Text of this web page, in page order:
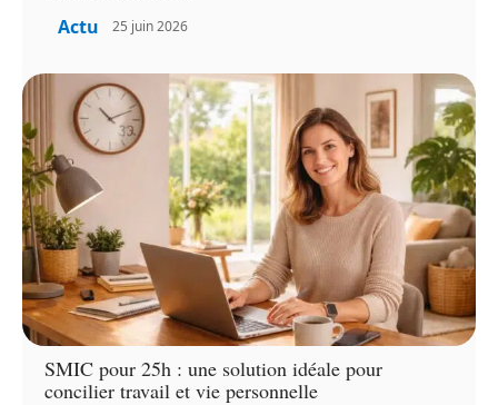
Actu 25 juin 2026
SMIC pour 25h : une solution idéale pour
concilier travail et vie personnelle